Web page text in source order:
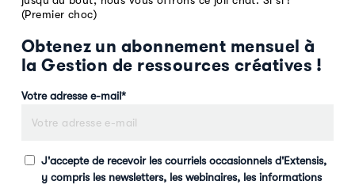
(Premier choc)
Obtenez un abonnement mensuel à
la Gestion de ressources créatives !
Votre adresse e-mail*
J'accepte de recevoir les courriels occasionnels d'Extensis,
y compris les newsletters, les webinaires, les informations